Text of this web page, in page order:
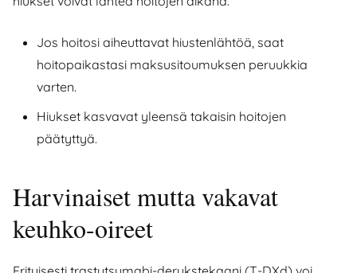
Jos hoitosi aiheuttavat hiustenlähtöä, saat
hoitopaikastasi maksusitoumuksen peruukkia
varten.
Hiukset kasvavat yleensä takaisin hoitojen
päätyttyä.
Harvinaiset mutta vakavat
keuhko-oireet